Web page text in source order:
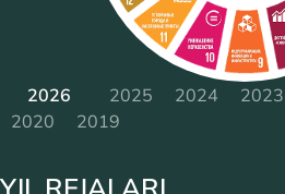
2026 2025 2024 2023
2020
2019
YIL REJALARI